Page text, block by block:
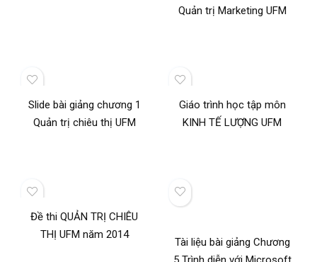
Quản trị Marketing UFM
Slide bài giảng chương 1
Quản trị chiêu thị UFM
Giáo trình học tập môn
KINH TẾ LƯỢNG UFM
Đề thi QUẢN TRỊ CHIÊU
THỊ UFM năm 2014
Tài liệu bài giảng Chương